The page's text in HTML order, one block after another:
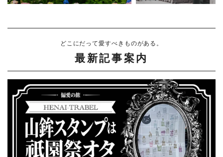
どこにだって愛すべきものがある。
最新記事案内